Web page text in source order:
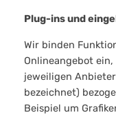
Plug-ins und
Wir binden
Onlineangebot
jeweiligen
bezeichnet)
Beispiel um